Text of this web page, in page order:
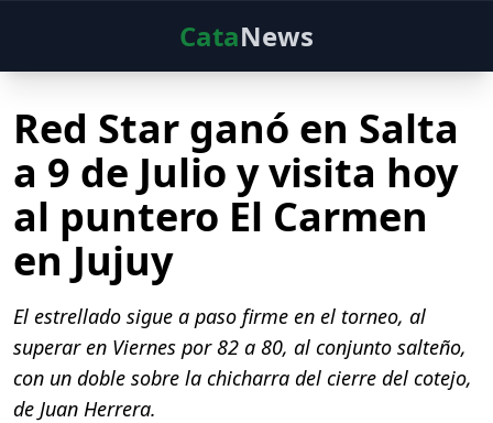
CataNews
Red Star ganó en Salta
a 9 de Julio y visita hoy
al puntero El Carmen
en Jujuy
El estrellado sigue a paso firme en el torneo, al
superar en Viernes por 82 a 80, al conjunto salteño,
con un doble sobre la chicharra del cierre del cotejo,
de Juan Herrera.